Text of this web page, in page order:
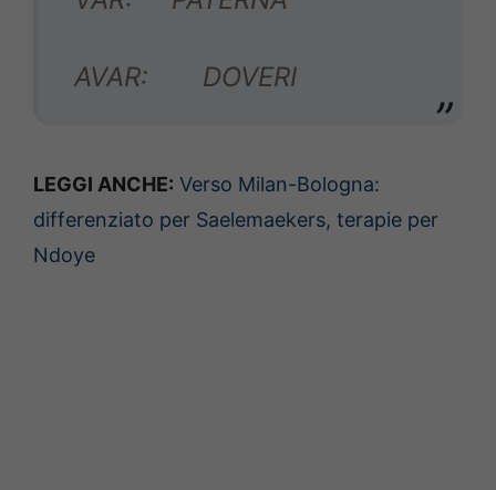
AVAR: DOVERI
LEGGI ANCHE: Verso Milan-Bologna:
differenziato per Saelemaekers, terapie per
Ndoye